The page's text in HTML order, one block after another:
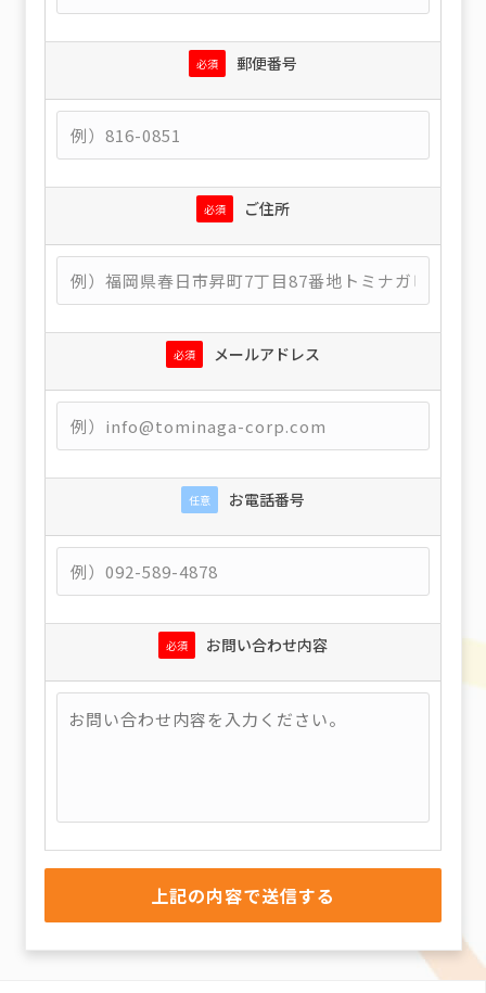
必須 郵便番号
必須 ご住所
必須 メールアドレス
任意 お電話番号
必須 お問い合わせ内容